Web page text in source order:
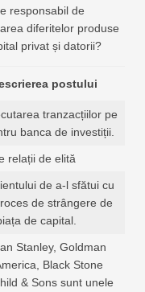
responsabil de
diferitelor produse
privat și datorii?
postului
tranzacțiilor pe
banca de investiții.
relații de elită
de a-l sfătui cu
de strângere de
de capital.
Stanley, Goldman
Black Stone
& Sons sunt unele